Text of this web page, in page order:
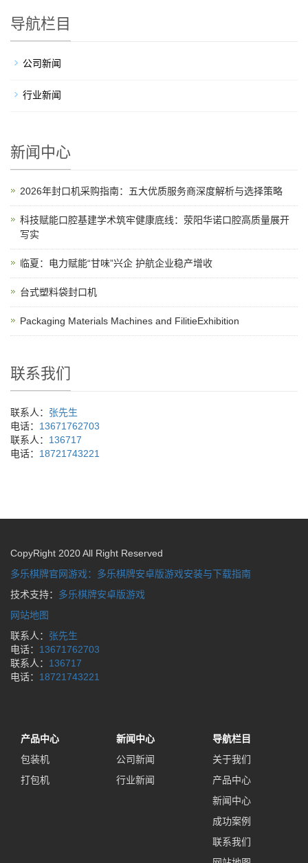
导航栏目
公司新闻
行业新闻
新闻中心
2026年封口机采购指南：五大优质服务商深度解析与选择策略
科技赋能口腔基建学术筑牢健康底线：荥阳华诺口腔高质量展开
写实
临夏：电力赋能“甘味”兴企 护航企业稳产增收
台式塑料袋封口机
Packaging Materials Machines and FilitieExhibition
联系我们
联系人： 张先生
电话： 13671762703
联系人： 136717
电话： 18721743221
CopyRight 2020 All Right Reserved
多乐棋牌官网游戏：多乐棋牌安卓版游戏安装与下载指南
技术支持： 多乐棋牌安卓版游戏
网站地图
联系人： 张先生
电话： 13671762703
联系人： 136717
电话： 18721743221
产品中心
包装机
打包机
新闻中心
公司新闻
行业新闻
导航栏目
关于我们
产品中心
新闻中心
成功案例
联系我们